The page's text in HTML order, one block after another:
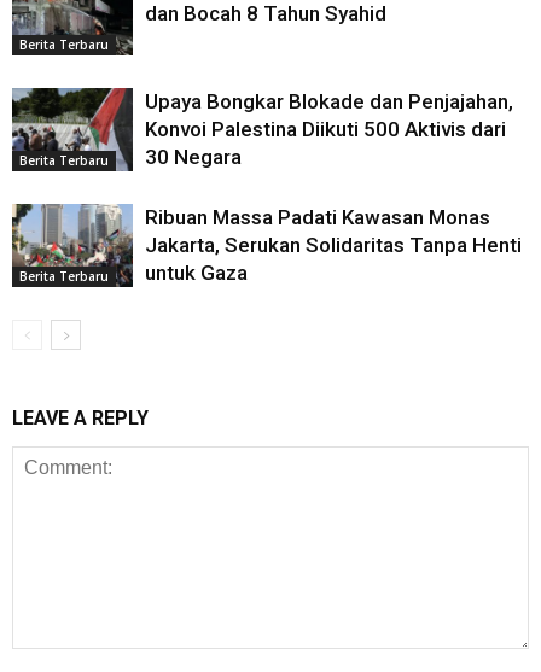
Berita Terbaru
dan Bocah 8 Tahun Syahid
Berita Terbaru
Upaya Bongkar Blokade dan Penjajahan,
Konvoi Palestina Diikuti 500 Aktivis dari
30 Negara
Berita Terbaru
Ribuan Massa Padati Kawasan Monas
Jakarta, Serukan Solidaritas Tanpa Henti
untuk Gaza
LEAVE A REPLY